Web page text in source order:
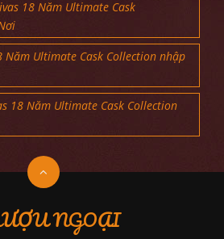
18 Năm Ultimate Cask
Năm Ultimate Cask Collection nhập
18 Năm Ultimate Cask Collection
NGOẠI